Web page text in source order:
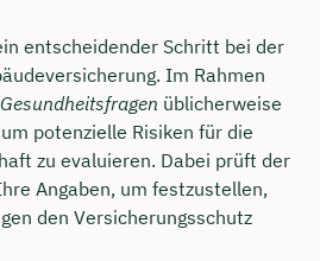
entscheidender Schritt bei der
Im Rahmen
Gesundheitsfragen üblicherweise
potenzielle Risiken für die
zu evaluieren. Dabei prüft der
Angaben, um festzustellen,
den Versicherungsschutz